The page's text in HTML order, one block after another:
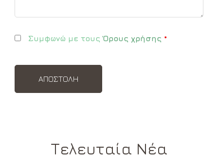
Συμφωνώ με τουςΌρους χρήσης *
Τελευταία Νέα